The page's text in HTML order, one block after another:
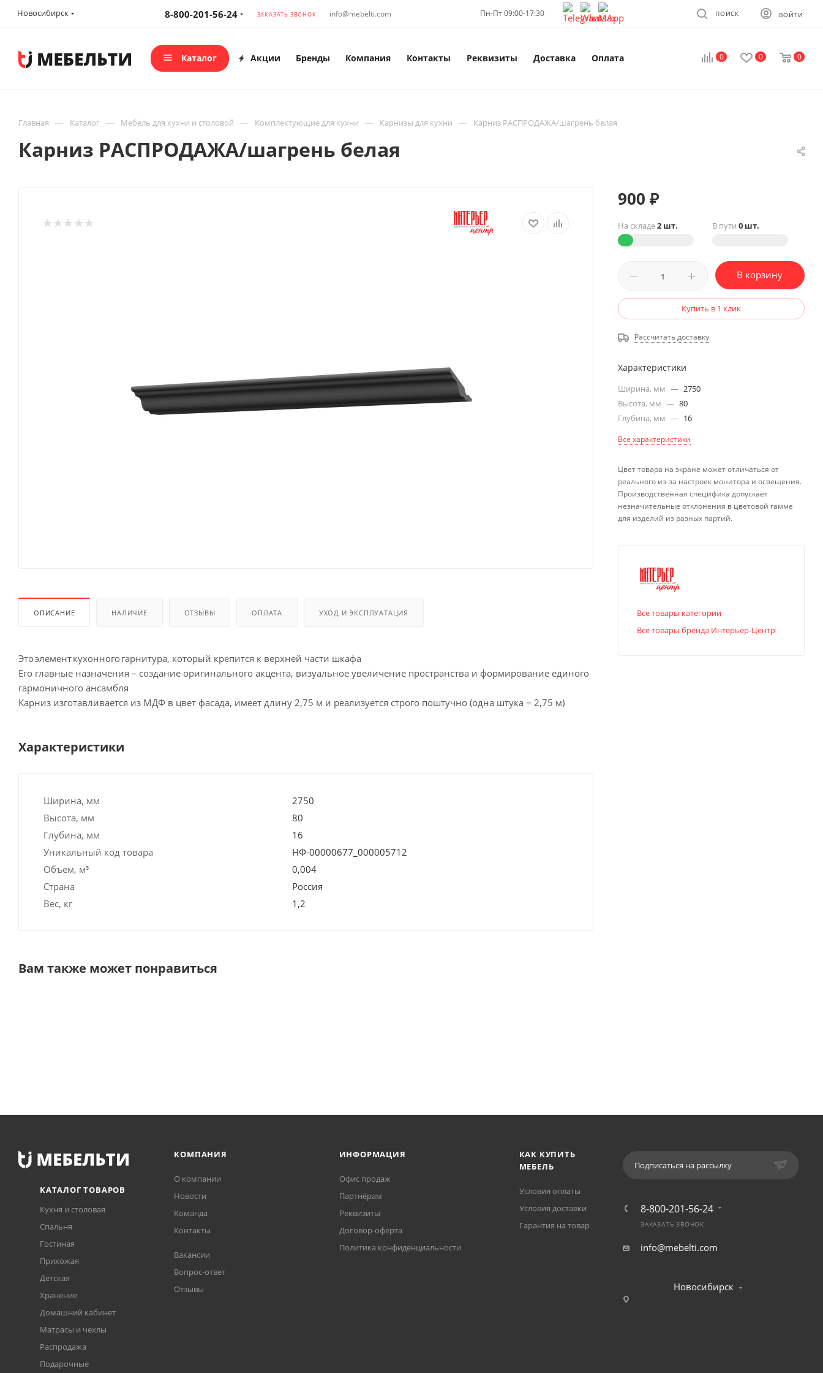
Новосибирск 8-800-201-56-24 ЗАКАЗАТЬ ЗВОНОК info@mebelti.com Пн-Пт 09:00-17:30 ВОЙТИ
ПОИСК
0 0 0
Каталог Акции Бренды Компания Контакты Реквизиты Доставка Оплата
Главная — Каталог — Мебель для кухни и столовой — Комплектующие для кухни — Карнизы для кухни — Карниз РАСПРОДАЖА/шагрень белая
Карниз РАСПРОДАЖА/шагрень белая
ОПИСАНИЕ НАЛИЧИЕ ОТЗЫВЫ ОПЛАТА УХОД И ЭКСПЛУАТАЦИЯ
Это элемент кухонного гарнитура, который крепится к верхней части шкафа
Его главные назначения – создание оригинального акцента, визуальное увеличение пространства и формирование единого
гармоничного ансамбля
Карниз изготавливается из МДФ в цвет фасада, имеет длину 2,75 м и реализуется строго поштучно (одна штука = 2,75 м)
Характеристики
Ширина, мм
2750
Высота, мм
80
Глубина, мм
16
Уникальный код товара
НФ-00000677_000005712
Объем, м³
0,004
Страна
Россия
Вес, кг
1,2
Вам также может понравиться
900 ₽
На складе2 шт. В пути 0 шт.
В корзину
Купить в 1 клик
Рассчитать доставку
Характеристики
Ширина, мм — 2750
Высота, мм — 80
Глубина, мм — 16
Все характеристики
Цвет товара на экране может отличаться от
реального из-за настроек монитора и освещения.
Производственная специфика допускает
незначительные отклонения в цветовой гамме
для изделий из разных партий.
Все товары категории
Все товары бренда Интерьер-Центр
КАТАЛОГ ТОВАРОВ
Кухня и столовая
Спальня
Гостиная
Прихожая
Детская
Хранение
Домашний кабинет
Матрасы и чехлы
Распродажа
Подарочные
КОМПАНИЯ
О компании
Новости
Команда
Контакты
Вакансии
Вопрос-ответ
Отзывы
ИНФОРМАЦИЯ
Офис продаж
Партнёрам
Реквизиты
Договор-оферта
Политика конфиденциальности
КАК КУПИТЬ
МЕБЕЛЬ
Условия оплаты
Условия доставки
Гарантия на товар
Подписаться на рассылку
8-800-201-56-24
ЗАКАЗАТЬ ЗВОНОК
info@mebelti.com
Новосибирск